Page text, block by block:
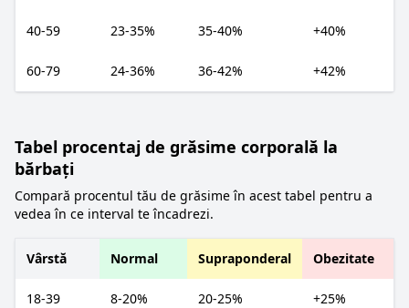
40-59 23-35% 35-40% +40%
60-79 24-36% 36-42% +42%
Tabel procentaj de grăsime corporală la
bărbați
Compară procentul tău de grăsime în acest tabel pentru a
vedea în ce interval te încadrezi.
Vârstă Normal Supraponderal Obezitate
18-39 8-20% 20-25% +25%